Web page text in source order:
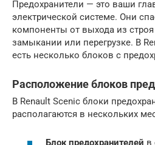
Предохранители — это ваши
электрической системе. Они
компоненты от выхода из
замыкании или перегрузке. В
есть несколько блоков с
Расположение блоков
В Renault Scenic блоки
располагаются в нескольких
Блок предохранителей в